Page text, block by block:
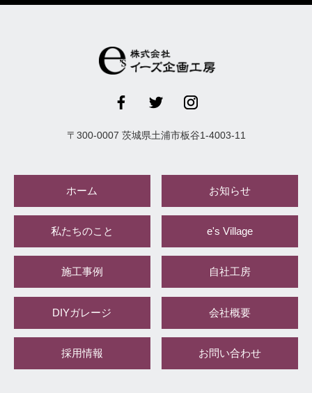
〒 300-0007 茨城県土浦市板谷1-4003-11
ホーム お知らせ
私たちのこと e's Village
施工事例 自社工房
DIYガレージ 会社概要
採用情報 お問い合わせ